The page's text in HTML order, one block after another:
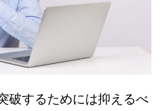
破するためには抑えるべ